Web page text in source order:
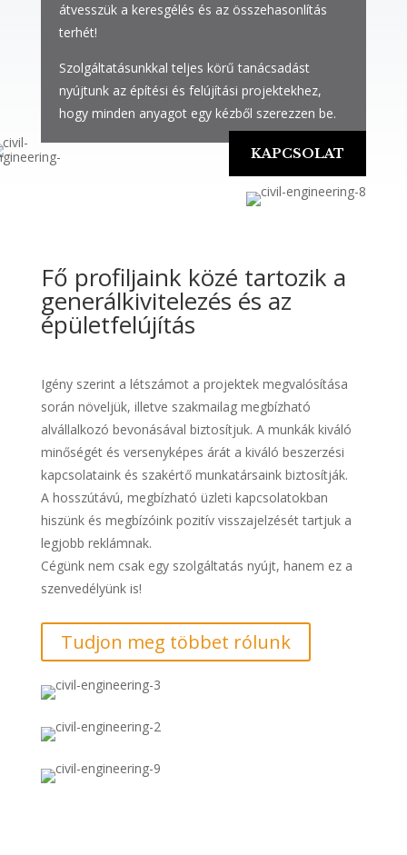
átvesszük a keresgélés és az összehasonlítás
terhét!
Szolgáltatásunkkal teljes körű tanácsadást
nyújtunk az építési és felújítási projektekhez,
hogy minden anyagot egy kézből szerezzen be.
KAPCSOLAT
Fő profiljaink közé tartozik a
generálkivitelezés és az
épületfelújítás
Igény szerint a létszámot a projektek megvalósítása
során növeljük, illetve szakmailag megbízható
alvállalkozó bevonásával biztosítjuk. A munkák kiváló
minőségét és versenyképes árát a kiváló beszerzési
kapcsolataink és szakértő munkatársaink biztosítják.
A hosszútávú, megbízható üzleti kapcsolatokban
hiszünk és megbízóink pozitív visszajelzését tartjuk a
legjobb reklámnak.
Cégünk nem csak egy szolgáltatás nyújt, hanem ez a
szenvedélyünk is!
Tudjon meg többet rólunk